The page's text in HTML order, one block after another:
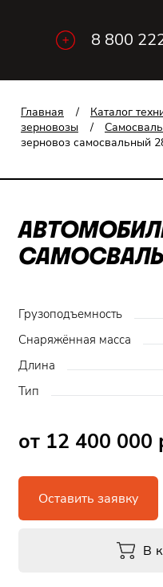
8 800
Главная / Каталог
зерновозы
/
зерновоз самосвальный
Грузоподъемность
Снаряжённая масса
Длина
Тип
от 12 400 000
Оставить заявку
В